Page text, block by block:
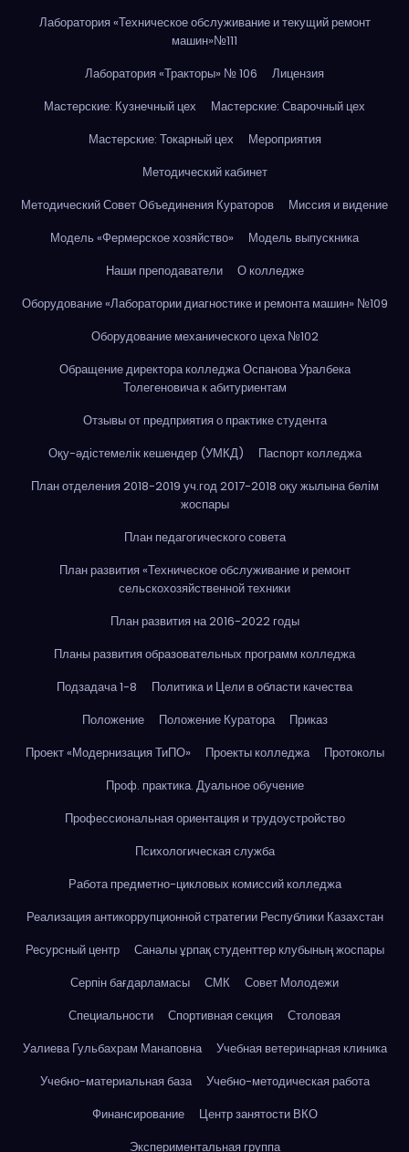
Лаборатория «Техническое обслуживание и текущий ремонт
машин»№111
Лаборатория «Тракторы» № 106
Лицензия
Мастерские: Кузнечный цех
Мастерские: Сварочный цех
Мастерские: Токарный цех
Мероприятия
Методический кабинет
Методический Совет Объединения Кураторов
Миссия и видение
Модель «Фермерское хозяйство»
Модель выпускника
Наши преподаватели
О колледже
Оборудование «Лаборатории диагностике и ремонта машин» №109
Оборудование механического цеха №102
Обращение директора колледжа Оспанова Уралбека
Толегеновича к абитуриентам
Отзывы от предприятия о практике студента
Оқу-әдістемелік кешендер (УМКД)
Паспорт колледжа
План отделения 2018-2019 уч.год 2017-2018 оқу жылына бөлім
жоспары
План педагогического совета
План развития «Техническое обслуживание и ремонт
сельскохозяйственной техники
План развития на 2016-2022 годы
Планы развития образовательных программ колледжа
Подзадача 1-8
Политика и Цели в области качества
Положение
Положение Куратора
Приказ
Проект «Модернизация ТиПО»
Проекты колледжа
Протоколы
Проф. практика. Дуальное обучение
Профессиональная ориентация и трудоустройство
Психологическая служба
Работа предметно-цикловых комиссий колледжа
Реализация антикоррупционной стратегии Республики Казахстан
Ресурсный центр
Саналы ұрпақ студенттер клубының жоспары
Серпін бағдарламасы
СМК
Совет Молодежи
Специальности
Спортивная секция
Столовая
Уалиева Гульбахрам Манаповна
Учебная ветеринарная клиника
Учебно-материальная база
Учебно-методическая работа
Финансирование
Центр занятости ВКО
Экспериментальная группа